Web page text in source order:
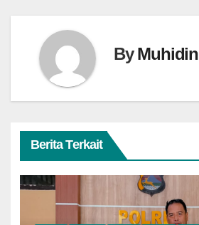
ByMuhidin
Berita Terkait